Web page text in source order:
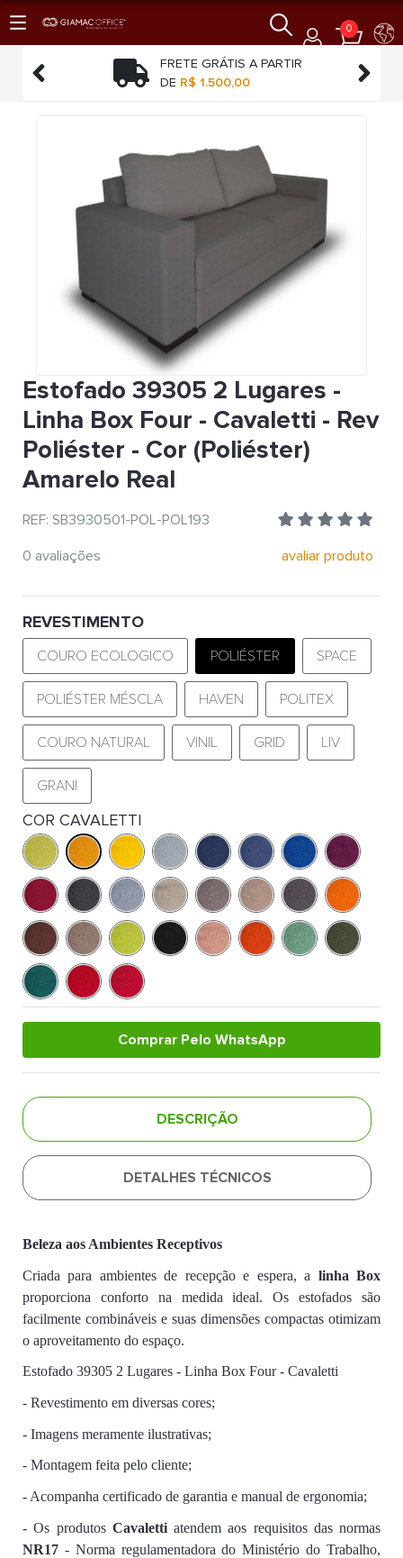
0

FRETE GRÁTIS A PARTIR
DE R$ 1.500,00 
Estofado 39305 2 Lugares -
Linha Box Four - Cavaletti - Rev
Poliéster - Cor (Poliéster)
Amarelo Real
REF: SB3930501-POL-POL193
0 avaliações
avaliar produto
REVESTIMENTO
COURO ECOLOGICO POLIÉSTER SPACE
POLIÉSTER MÉSCLA HAVEN POLITEX
COURO NATURAL VINIL GRID LIV
GRANI
COR CAVALETTI
Comprar Pelo WhatsApp
DESCRIÇÃO
DETALHES TÉCNICOS
Beleza aos Ambientes Receptivos
Criada para ambientes de recepção e espera, a linha Box
proporciona conforto na medida ideal. Os estofados são
facilmente combináveis e suas dimensões compactas otimizam
o aproveitamento do espaço.
Estofado 39305 2 Lugares - Linha Box Four - Cavaletti
- Revestimento em diversas cores;
- Imagens meramente ilustrativas;
- Montagem feita pelo cliente;
- Acompanha certificado de garantia e manual de ergonomia;
- Os produtos Cavaletti atendem aos requisitos das normas
NR17 - Norma regulamentadora do Ministério do Trabalho,